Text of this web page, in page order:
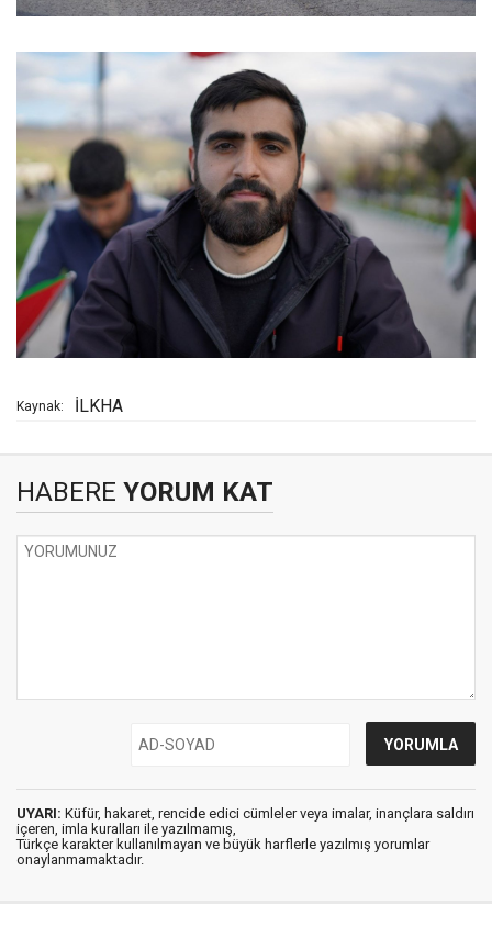
Kaynak: İLKHA
HABERE YORUM KAT
UYARI: Küfür, hakaret, rencide edici cümleler veya imalar, inançlara saldırı
içeren, imla kuralları ile yazılmamış,
Türkçe karakter kullanılmayan ve büyük harflerle yazılmış yorumlar
onaylanmamaktadır.